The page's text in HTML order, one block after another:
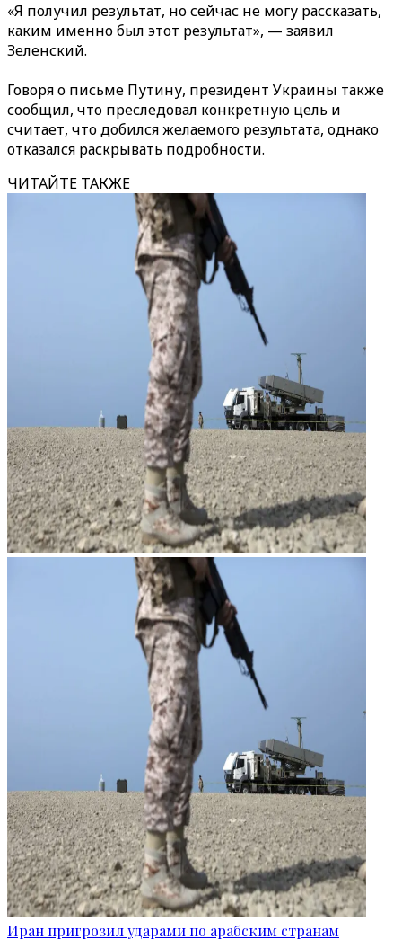
«Я получил результат, но сейчас не могу рассказать,
каким именно был этот результат», — заявил
Зеленский.
Говоря о письме Путину, президент Украины также
сообщил, что преследовал конкретную цель и
считает, что добился желаемого результата, однако
отказался раскрывать подробности.
ЧИТАЙТЕ ТАКЖЕ
Иран пригрозил ударами по арабским странам